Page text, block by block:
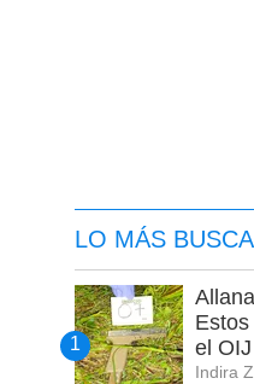
LO MÁS
el OIJ
Indira